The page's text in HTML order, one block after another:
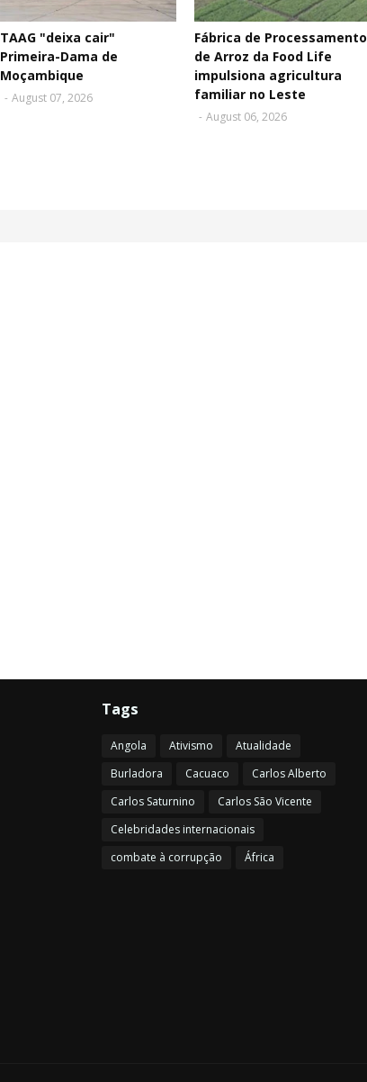
TAAG "deixa cair"
Primeira-Dama de
Moçambique
- August 07, 2026
Fábrica de Processamento
de Arroz da Food Life
impulsiona agricultura
familiar no Leste
- August 06, 2026
Tags
Angola Ativismo
Atualidade
Burladora
Cacuaco
Carlos Alberto
Carlos Saturnino
Carlos São Vicente
Celebridades internacionais
combate à corrupção
África